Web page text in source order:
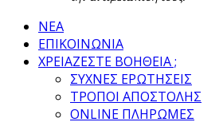
ΝΕΑ
ΕΠΙΚΟΙΝΩΝΙΑ
ΧΡΕΙΑΖΕΣΤΕ ΒΟΗΘΕΙΑ ;
ΣΥΧΝΕΣ ΕΡΩΤΗΣΕΙΣ
ΤΡΟΠΟΙ ΑΠΟΣΤΟΛΗΣ
ONLINE ΠΛΗΡΩΜΕΣ